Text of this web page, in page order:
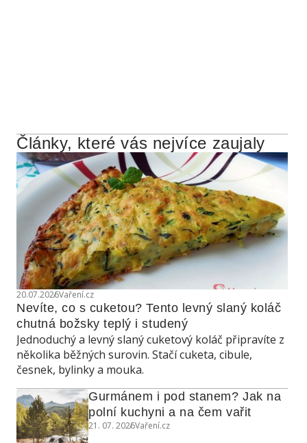
Články, které vás nejvíce zaujaly
20.07.2026Vaření.cz
Nevíte, co s cuketou? Tento levný slaný koláč
chutná božsky teplý i studený
Jednoduchý a levný slaný cuketový koláč připravíte z
několika běžných surovin. Stačí cuketa, cibule,
česnek, bylinky a mouka.
Gurmánem i pod stanem? Jak na
polní kuchyni a na čem vařit
21. 07. 2026Vaření.cz